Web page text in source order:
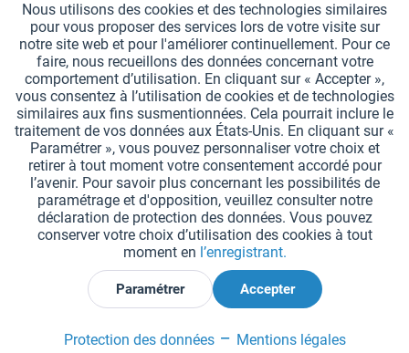
INFORMATIONS GÉNÉRALES
MODES DE PAIEMENT
*Tous les prix comprennent la TVA et sont indiqués horsfrais de port.
Paramètres des cookies Demander le catalogue
Gravures laser sur des témoins Newsletter Qui sommes nous ?
Aide et support Contact Livraison et paiement
Retour & remboursement Droit de rétractation
Protection des données CGV Mentions légales
Déclarer la rétractation
Suivi Aktiv
Nous utilisons des cookies et des technologies similaires
pour vous proposer des services lors de votre visite sur
notre site web et pour l'améliorer continuellement. Pour ce
faire, nous recueillons des données concernant votre
comportement d’utilisation. En cliquant sur « Accepter »,
vous consentez à l’utilisation de cookies et de technologies
similaires aux fins susmentionnées. Cela pourrait inclure le
traitement de vos données aux États-Unis. En cliquant sur «
Paramétrer », vous pouvez personnaliser votre choix et
retirer à tout moment votre consentement accordé pour
l’avenir. Pour savoir plus concernant les possibilités de
paramétrage et d'opposition, veuillez consulter notre
déclaration de protection des données. Vous pouvez
conserver votre choix d’utilisation des cookies à tout
moment en l’enregistrant.
Paramétrer Accepter
Protection des données Mentions légales